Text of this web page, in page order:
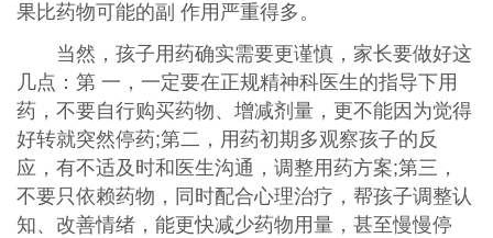
果比药物可能的副 作用严重得多。
当然，孩子用药确实需要更谨慎，家长要做好这
几点：第 一，一定要在正规精神科医生的指导下用
药，不要自行购买药物、增减剂量，更不能因为觉得
好转就突然停药;第二，用药初期多观察孩子的反
应，有不适及时和医生沟通，调整用药方案;第三，
不要只依赖药物，同时配合心理治疗，帮孩子调整认
知、改善情绪，能更快减少药物用量，甚至慢慢停